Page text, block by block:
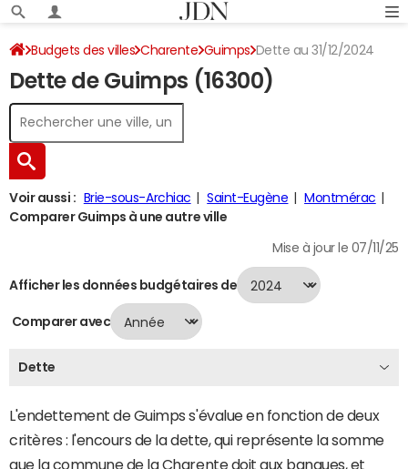
Budgets des villes Charente Guimps Dette au 31/12/2024
Dette de Guimps (16300)
Voir aussi : Brie-sous-Archiac Saint-Eugène
Montmérac
Comparer Guimps à une autre ville
Mise à jour le 07/11/25
Afficher les données budgétaires de
Comparer avec
Dette
L'endettement de Guimps s'évalue en fonction de deux
critères : l'encours de la dette, qui représente la somme
que la commune de la Charente doit aux banques, et